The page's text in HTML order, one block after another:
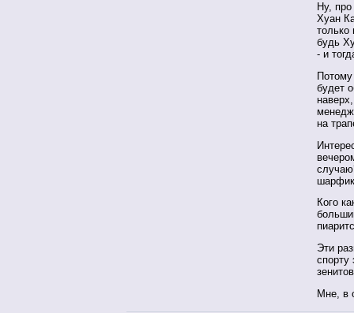
Ну,
Хуан
только
будь
- и
будет
на
Кого
Эти
спорту
Мне, в